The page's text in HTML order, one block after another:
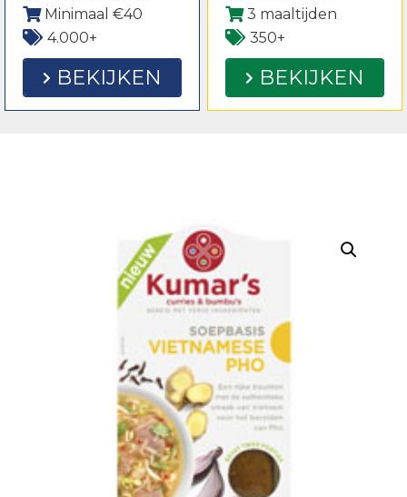
Minimaal €40
4.000+
BEKIJKEN
3 maaltijden
350+
BEKIJKEN